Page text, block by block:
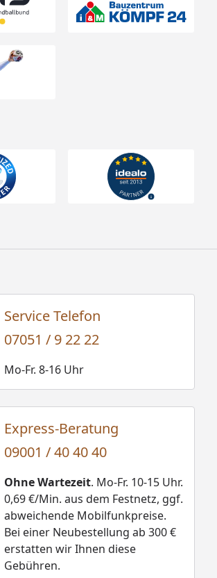
Service Telefon
07051 / 9 22 22
Mo-Fr. 8-16 Uhr
Express-Beratung
09001 / 40 40 40
Ohne Wartezeit. Mo-Fr. 10-15 Uhr.
0,69 €/Min. aus dem Festnetz, ggf.
abweichende Mobilfunkpreise.
Bei einer Neubestellung ab 300 €
erstatten wir Ihnen diese
Gebühren.